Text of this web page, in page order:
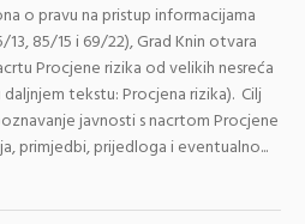
o pravu na pristup informacijama
85/15 i 69/22), Grad Knin otvara
Procjene rizika od velikih nesreća
tekstu: Procjena rizika). Cilj
javnosti s nacrtom Procjene
primjedbi, prijedloga i eventualno...